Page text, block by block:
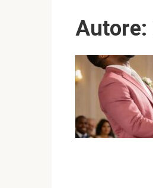
Autore: